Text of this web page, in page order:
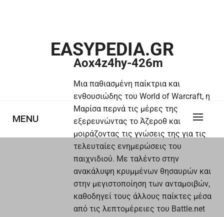
EASYPEDIA.GR
MENU
Aox4z4hy-426m
Μια παθιασμένη παίκτρια και
ενθουσιώδης του World of Warcraft, η
Μαρίσα περνά τις μέρες της
εξερευνώντας το Άζεροθ και
μοιράζοντας τις γνώσεις της για τις
τελευταίες ενημερώσεις του
παιχνιδιού. Με ταλέντο στην
ανακάλυψη κρυμμένων θησαυρών και
στην μεγιστοποίηση των ανταμοιβών,
καθοδηγεί τους άλλους παίκτες μέσα
από τις λεπτομέρειες του Battle.net